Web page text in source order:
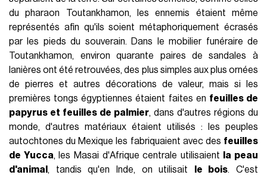
du pharaon Toutankhamon, les ennemis étaient même
représentés afin qu'ils soient métaphoriquement écrasés
par les pieds du souverain. Dans le mobilier funéraire de
Toutankhamon, environ quarante paires de sandales à
lanières ont été retrouvées, des plus simples aux plus ornées
de pierres et autres décorations de valeur, mais si les
premières tongs égyptiennes étaient faites en feuilles de
papyrus et feuilles de palmier, dans d'autres régions du
monde, d'autres matériaux étaient utilisés : les peuples
autochtones du Mexique les fabriquaient avec des feuilles
de Yucca, les Masai d'Afrique centrale utilisaient
la peau
d'animal , tandis qu'en Inde, on utilisait le bois. C'est